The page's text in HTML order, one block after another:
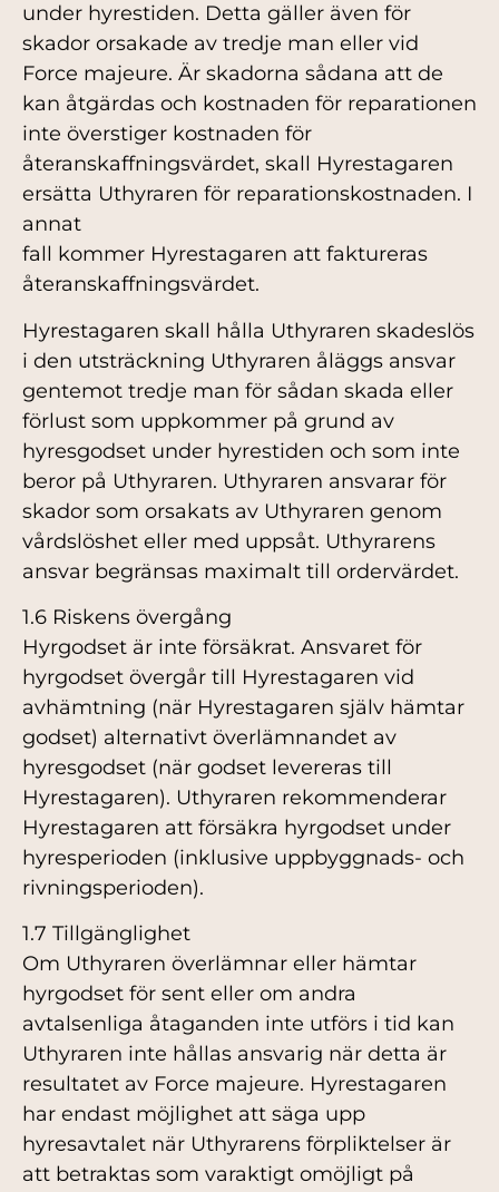
under hyrestiden. Detta gäller även för
skador orsakade av tredje man eller vid
Force majeure. Är skadorna sådana att de
kan åtgärdas och kostnaden för reparationen
inte överstiger kostnaden för
återanskaffningsvärdet, skall Hyrestagaren
ersätta Uthyraren för reparationskostnaden. I
annat
fall kommer Hyrestagaren att faktureras
återanskaffningsvärdet.
Hyrestagaren skall hålla Uthyraren skadeslös
i den utsträckning Uthyraren åläggs ansvar
gentemot tredje man för sådan skada eller
förlust som uppkommer på grund av
hyresgodset under hyrestiden och som inte
beror på Uthyraren. Uthyraren ansvarar för
skador som orsakats av Uthyraren genom
vårdslöshet eller med uppsåt. Uthyrarens
ansvar begränsas maximalt till ordervärdet.
1.6 Riskens övergång
Hyrgodset är inte försäkrat. Ansvaret för
hyrgodset övergår till Hyrestagaren vid
avhämtning (när Hyrestagaren själv hämtar
godset) alternativt överlämnandet av
hyresgodset (när godset levereras till
Hyrestagaren). Uthyraren rekommenderar
Hyrestagaren att försäkra hyrgodset under
hyresperioden (inklusive uppbyggnads- och
rivningsperioden).
1.7 Tillgänglighet
Om Uthyraren överlämnar eller hämtar
hyrgodset för sent eller om andra
avtalsenliga åtaganden inte utförs i tid kan
Uthyraren inte hållas ansvarig när detta är
resultatet av Force majeure. Hyrestagaren
har endast möjlighet att säga upp
hyresavtalet när Uthyrarens förpliktelser är
att betraktas som varaktigt omöjligt på